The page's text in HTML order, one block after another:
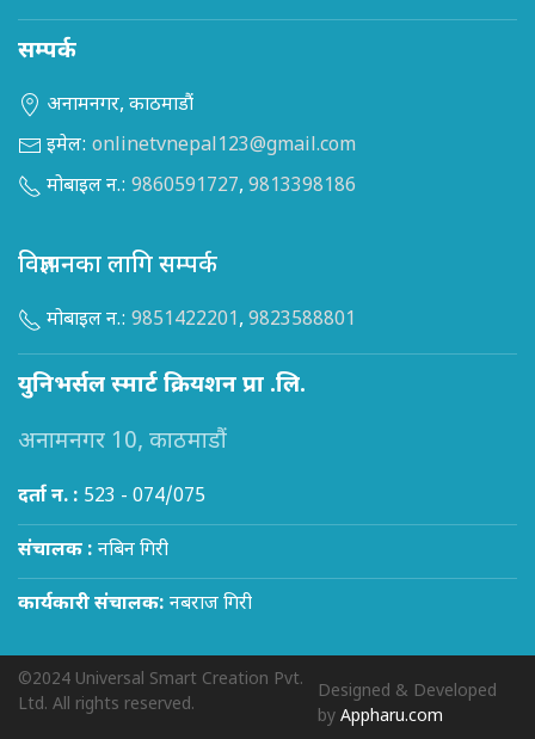
सम्पर्क
अनामनगर, काठमाडौं
इमेल: onlinetvnepal123@gmail.com
मोबाइल न.: 9860591727, 9813398186
विज्ञापनका लागि सम्पर्क
मोबाइल न.: 9851422201, 9823588801
युनिभर्सल स्मार्ट क्रियशन प्रा .लि.
अनामनगर 10, काठमाडौं
दर्ता न. : 523 - 074/075
संचालक : नबिन गिरी
कार्यकारी संचालक: नबराज गिरी
©2024 Universal Smart Creation Pvt.
Ltd. All rights reserved.
Designed & Developed
byAppharu.com